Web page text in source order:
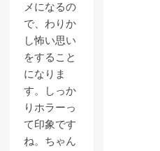
メになるの
で、わりか
し怖い思い
をすること
になりま
す。しっか
りホラーっ
て印象です
ね。ちゃん